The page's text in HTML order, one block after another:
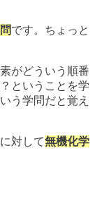
です。ちょっと
がどういう順番
ということを学
う学問だと覚え
対して無機化学